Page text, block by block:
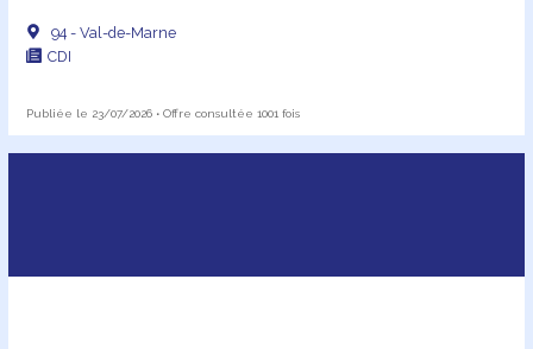
94 - Val-de-Marne
CDI
Publiée le 23/07/2026 • Offre consultée 1001 fois